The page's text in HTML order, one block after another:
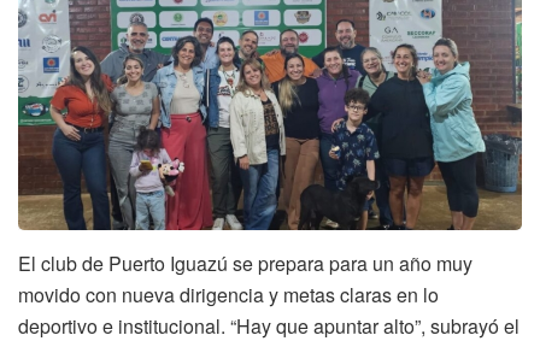
El club de Puerto Iguazú se prepara para un año muy
movido con nueva dirigencia y metas claras en lo
deportivo e institucional. “Hay que apuntar alto”, subrayó el